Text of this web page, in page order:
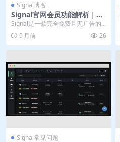
Signal博客
Signal官网会员功能解析｜下
载前比较免费差异
Signal是一款完全免费且无广告的
加密通讯应用，不设任何会员或付
费功能。其运营...
9 月前 26
Signal常见问题